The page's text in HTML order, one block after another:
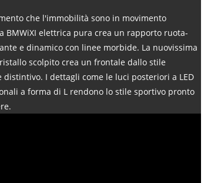
che l'immobilità sono in movimento
BMWiXI elettrica pura crea un rapporto ruota-
e dinamico con linee morbide. La nuovissima
scolpito crea un frontale dallo stile
distintivo. I dettagli come le luci posteriori a LED
a forma di L rendono lo stile sportivo pronto